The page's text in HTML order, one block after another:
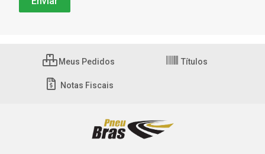
Meus Pedidos Títulos
Notas Fiscais